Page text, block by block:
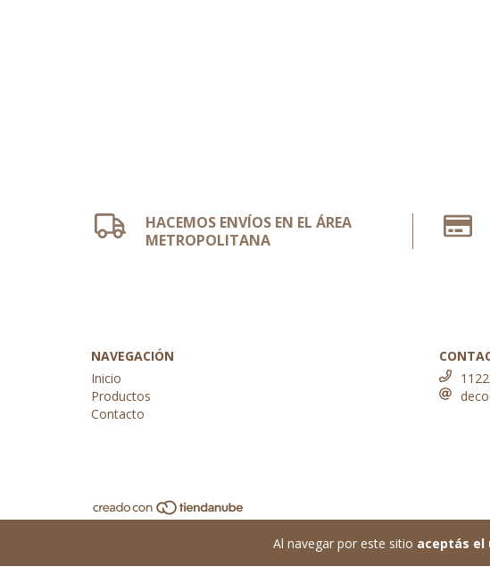
Al navegar por este sitio aceptás el
HACEMOS ENVÍOS EN EL ÁREA
METROPOLITANA
NAVEGACIÓN
Inicio
Productos
Contacto